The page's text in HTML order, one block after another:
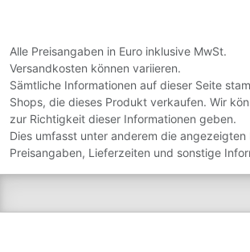
Alle Preisangaben in Euro inklusive MwSt.
Versandkosten können variieren.
Sämtliche Informationen auf dieser Seite
Shops, die dieses Produkt verkaufen. Wir
zur Richtigkeit dieser Informationen geben.
Dies umfasst unter anderem die angezeigten
Preisangaben, Lieferzeiten und sonstige